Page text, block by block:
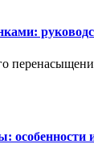
особенности